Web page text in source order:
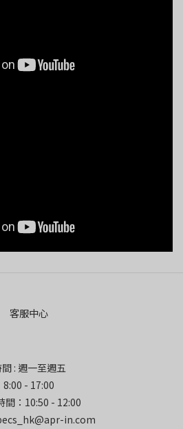
客服中心
: 週一至週五
8:00 - 17:00
間：10:50 - 12:00
in.com